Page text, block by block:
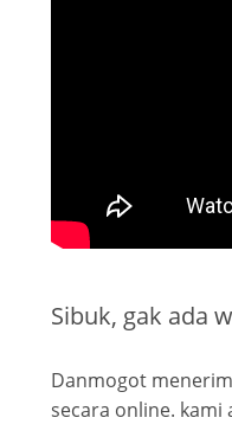
Sibuk, gak ada
Danmogot
secara online.